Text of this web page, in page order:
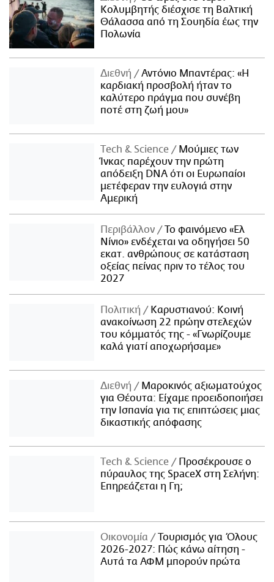
Κολυμβητής διέσχισε τη Βαλτική
Θάλασσα από τη Σουηδία έως την
Πολωνία
Διεθνή
Αντόνιο Μπαντέρας: «Η
καρδιακή προσβολή ήταν το
καλύτερο πράγμα που συνέβη
ποτέ στη ζωή μου»
Τech & Science
Μούμιες των
Ίνκας παρέχουν την πρώτη
απόδειξη DNA ότι οι Ευρωπαίοι
μετέφεραν την ευλογιά στην
Αμερική
Περιβάλλον
Το φαινόμενο «Ελ
Νίνιο» ενδέχεται να οδηγήσει 50
εκατ. ανθρώπους σε κατάσταση
οξείας πείνας πριν το τέλος του
2027
Πολιτική
Καρυστιανού: Κοινή
ανακοίνωση 22 πρώην στελεχών
του κόμματός της - «Γνωρίζουμε
καλά γιατί αποχωρήσαμε»
Διεθνή
Μαροκινός αξιωματούχος
για Θέουτα: Είχαμε προειδοποιήσει
την Ισπανία για τις επιπτώσεις μιας
δικαστικής απόφασης
Τech & Science
Προσέκρουσε ο
πύραυλος της SpaceX στη Σελήνη:
Επηρεάζεται η Γη;
Οικονομία
Τουρισμός για Όλους
2026-2027: Πώς κάνω αίτηση -
Αυτά τα ΑΦΜ μπορούν πρώτα